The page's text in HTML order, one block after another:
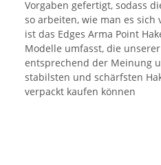
Vorgaben gefertigt, sodass
so arbeiten, wie man es sich
ist das Edges Arma Point
Modelle umfasst, die
entsprechend der Meinung
stabilsten und schärfsten
verpackt kaufen können